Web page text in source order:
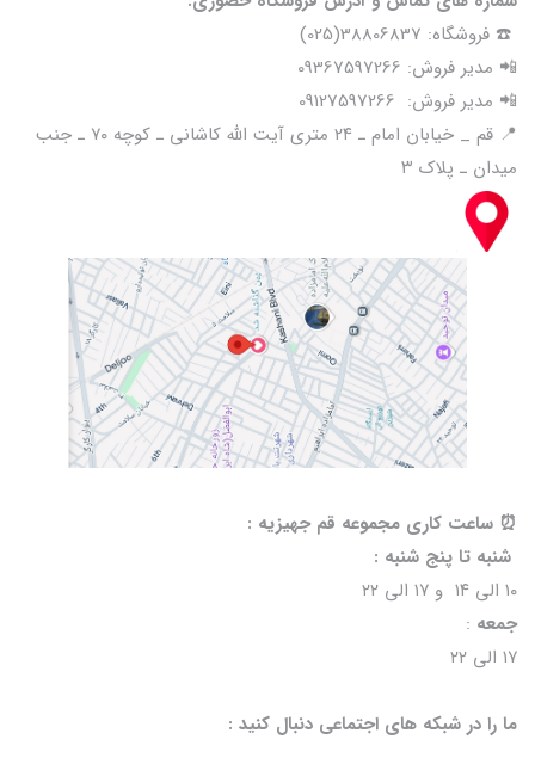
☎️ فروشگاه: 38806837(025)
📲 مدیر فروش: 09367597266
📲 مدیر فروش: 09127597266
📍 قم _ خیابان امام ـ ۲۴ متری آیت الله کاشانی ـ کوچه ۷۰ ـ جنب
میدان ـ پلاک ۳
⏰️ ساعت کاری مجموعه قم جهیزیه :
شنبه تا پنج شنبه :
۱۰ الی ۱۴ و ۱۷ الی ۲۲
جمعه :
۱۷ الی ۲۲
ما را در شبکه های اجتماعی دنبال کنید :